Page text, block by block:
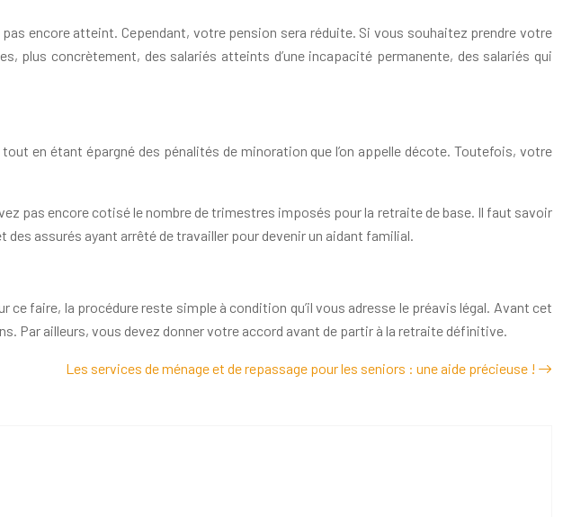
encore atteint. Cependant, votre pension sera réduite. Si vous souhaitez prendre votre
plus concrètement, des salariés atteints d’une incapacité permanente, des salariés qui
en étant épargné des pénalités de minoration que l’on appelle décote. Toutefois, votre
pas encore cotisé le nombre de trimestres imposés pour la retraite de base. Il faut savoir
des assurés ayant arrêté de travailler pour devenir un aidant familial.
ce faire, la procédure reste simple à condition qu’il vous adresse le préavis légal. Avant cet
Par ailleurs, vous devez donner votre accord avant de partir à la retraite définitive.
Les services de ménage et de repassage pour les seniors : une aide précieuse !